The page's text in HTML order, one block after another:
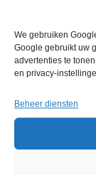
We gebruiken
Google gebruikt uw
advertenties te
en privacy-
Beheer diensten